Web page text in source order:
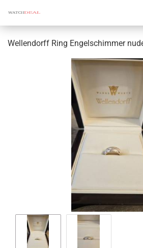
Wel­len­dorff Ring En­gel­schim­mer